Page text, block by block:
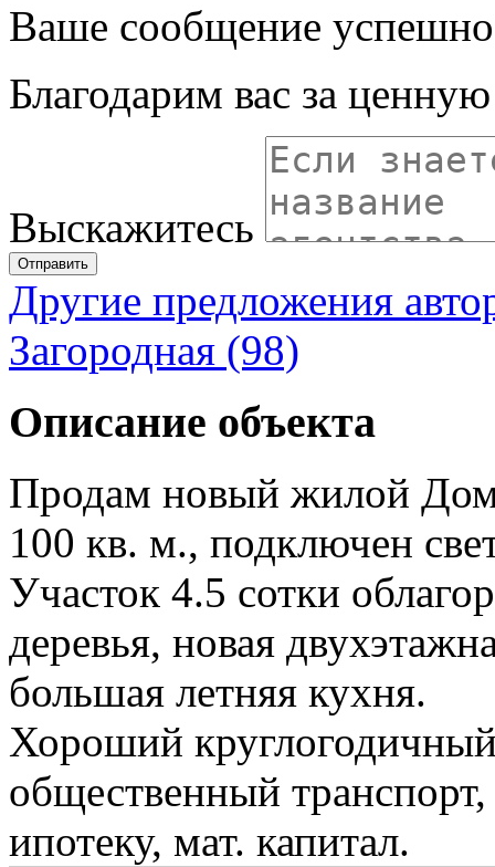
Ваше сообщение успешно
Благодарим вас за
Выскажитесь
Отправить
Другие предложения
Загородная (98)
Описание объекта
Продам новый жилой Дом
100 кв. м., подключен
Участок 4.5 сотки
деревья, новая
большая летняя кухня.
Хороший
общественный
ипотеку, мат. капитал.